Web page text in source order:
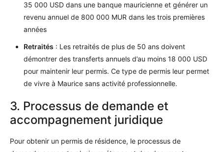
35 000 USD dans une banque mauricienne et générer un
revenu annuel de 800 000 MUR dans les trois premières
années​
Retraités : Les retraités de plus de 50 ans doivent
démontrer des transferts annuels d’au moins 18 000 USD
pour maintenir leur permis. Ce type de permis leur permet
de vivre à Maurice sans activité professionnelle.
3. Processus de demande et
accompagnement juridique
Pour obtenir un permis de résidence, le processus de